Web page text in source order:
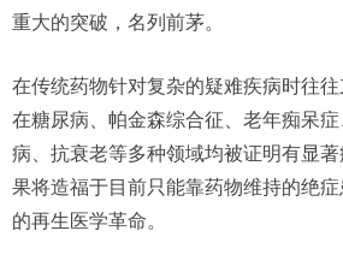
重大的突破，名列前茅。
在传统药物针对复杂的疑难疾病时往
在糖尿病、帕金森综合征、老年痴呆
病、抗衰老等多种领域均被证明有显
果将造福于目前只能靠药物维持的绝
的再生医学革命。